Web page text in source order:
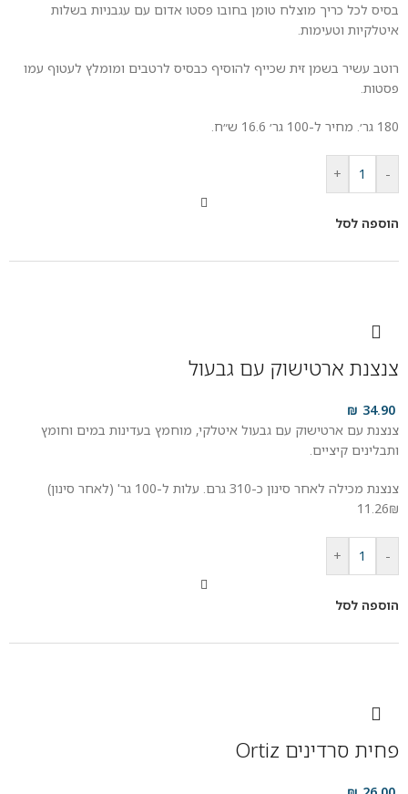
בסיס לכל כריך מוצלח טומן בחובו פסטו אדום עם עגבניות בשלות
איטלקיות וטעימות.
רוטב עשיר בשמן זית שכייף להוסיף כבסיס לרטבים ומומלץ לעטוף עמו
פסטות.
180 גר׳. מחיר ל-100 גר׳ 16.6 ש״ח.
-
+
הוספה לסל
צנצנת ארטישוק עם גבעול
34.90
₪
צנצנת עם ארטישוק עם גבעול איטלקי, מוחמץ בעדינות במים וחומץ
ותבלינים קיציים.
צנצנת מכילה לאחר סינון כ-310 גרם. עלות ל-100 גר' (לאחר סינון)
11.26₪
-
+
הוספה לסל
פחית סרדינים Ortiz